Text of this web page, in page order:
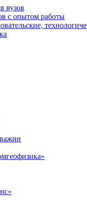
вузов
с опытом работы